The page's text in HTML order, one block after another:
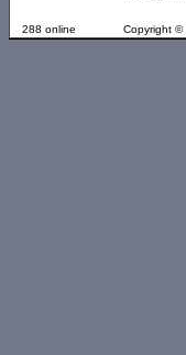
288 online Copyright ©